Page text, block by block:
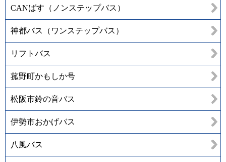
CANばす（ノンステップバス）
神都バス（ワンステップバス）
リフトバス
菰野町かもしか号
松阪市鈴の音バス
伊勢市おかげバス
八風バス